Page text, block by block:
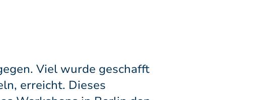
Viel wurde geschafft
erreicht. Dieses